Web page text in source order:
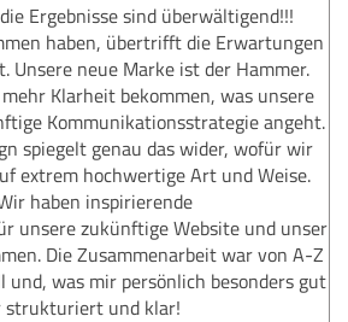
Ergebnisse sind überwältigend!!!
haben, übertrifft die Erwartungen
Unsere neue Marke ist der Hammer.
Klarheit bekommen, was unsere
Kommunikationsstrategie angeht.
spiegelt genau das wider, wofür wir
extrem hochwertige Art und Weise.
haben inspirierende
unsere zukünftige Website und unser
Die Zusammenarbeit war von A-Z
und, was mir persönlich besonders gut
strukturiert und klar!